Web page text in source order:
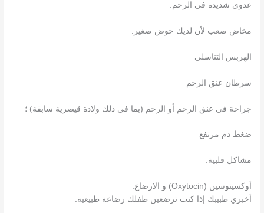
عدوى شديدة في الرحم.
مخاض صعب لأن لديك حوض صغير.
الهربس التناسلي
سرطان عنق الرحم
جراحة في عنق الرحم أو الرحم (بما في ذلك ولادة قيصرية سابقة) ؛
ضغط دم مرتفع
مشاكل قلبية.
أوكسيتوسين (Oxytocin) و الارضاع:
أخبري طبيبك إذا كنت ترضعين طفلك رضاعة طبيعية.